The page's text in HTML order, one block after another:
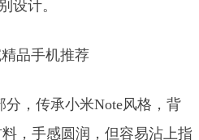
设计。
，传承小米Note风格，背
，手感圆润，但容易沾上指